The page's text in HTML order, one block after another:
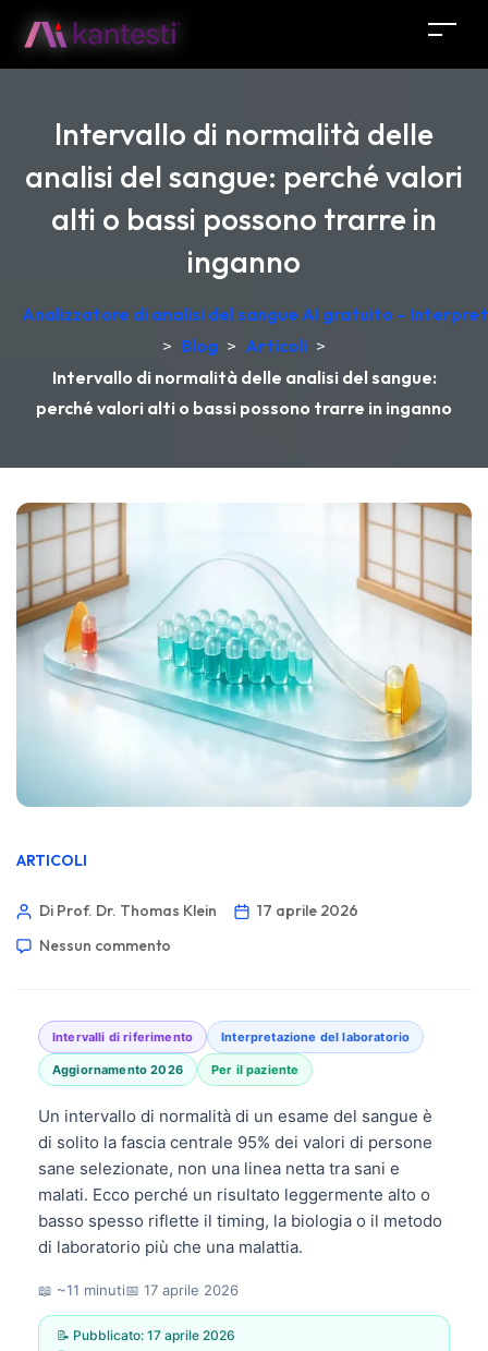
Intervallo di normalità delle
analisi del sangue: perché valori
alti o bassi possono trarre in
inganno
Analizzatore di analisi del sangue AI gratuito –
> Blog > Articoli >
Intervallo di normalità delle analisi del sangue:
perché valori alti o bassi possono trarre in inganno
ARTICOLI
Di Prof. Dr. Thomas Klein
17 aprile 2026
Nessun commento
Intervalli di riferimento Interpretazione del laboratorio
Aggiornamento 2026 Per il paziente
Un intervallo di normalità di un esame del sangue è
di solito la fascia centrale 95% dei valori di persone
sane selezionate, non una linea netta tra sani e
malati. Ecco perché un risultato leggermente alto o
basso spesso riflette il timing, la biologia o il metodo
di laboratorio più che una malattia.
📖 ~11 minuti📅 17 aprile 2026
📝 Pubblicato: 17 aprile 2026